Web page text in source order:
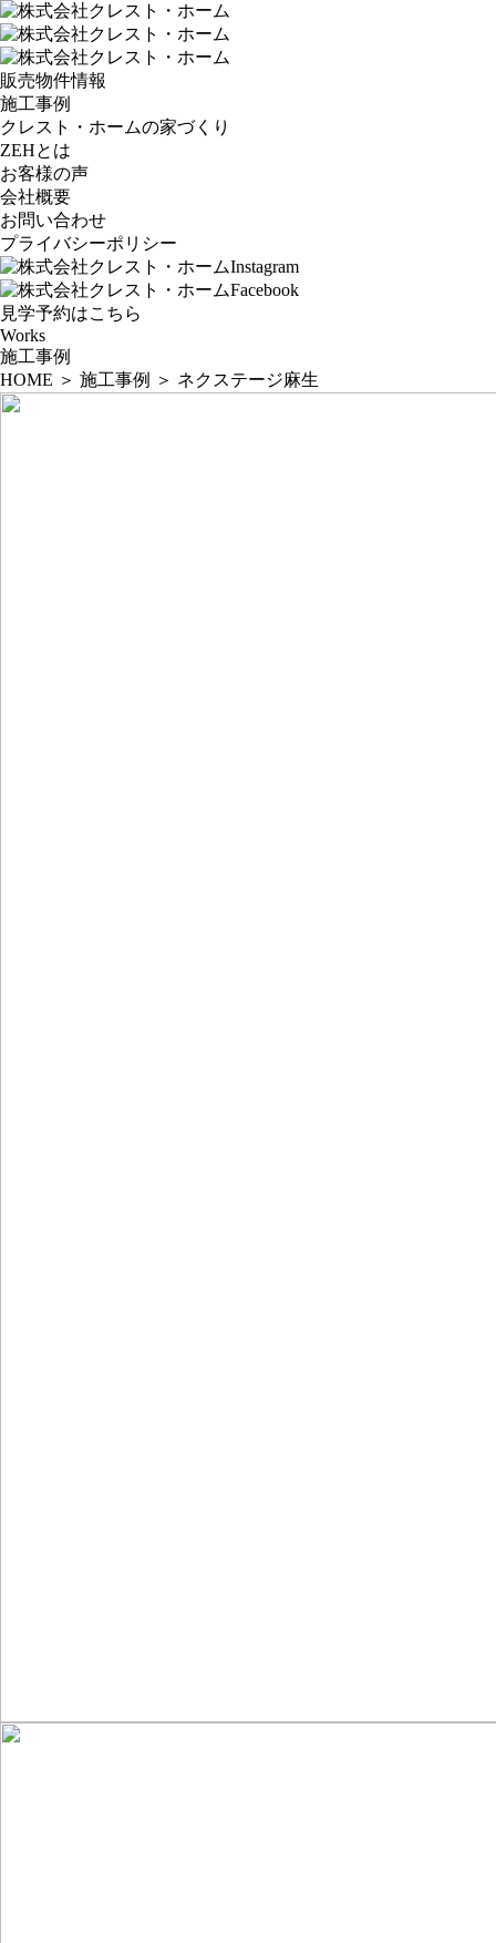
販売物件情報
施工事例
クレスト・ホームの家づくり
ZEHとは
お客様の声
会社概要
お問い合わせ
プライバシーポリシー
見学予約はこちら
Works
施工事例
HOME ＞ 施工事例 ＞ ネクステージ麻生